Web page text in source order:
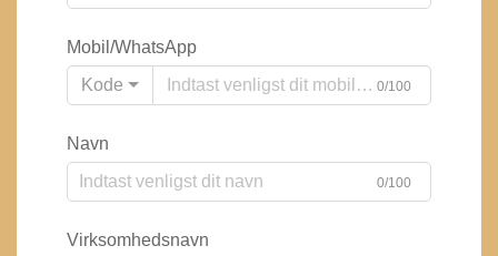
Mobil/WhatsApp
Kode
0/100
Navn
0/100
Virksomhedsnavn